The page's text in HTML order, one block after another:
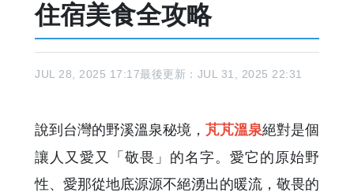
住宿美食全攻略
JUL 28, 2025 17:17最後更新：JUL 31, 2025 22:31
說到台灣的野溪溫泉秘境， 芃芃溫泉絕對是個
讓人又愛又「敬畏」的名字。愛它的原始野
性、愛那從地底源源不絕湧出的暖流，敬畏的